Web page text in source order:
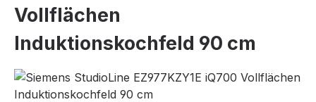
Vollflächen
Induktionskochfeld 90 cm
Bildergalerie überspringen